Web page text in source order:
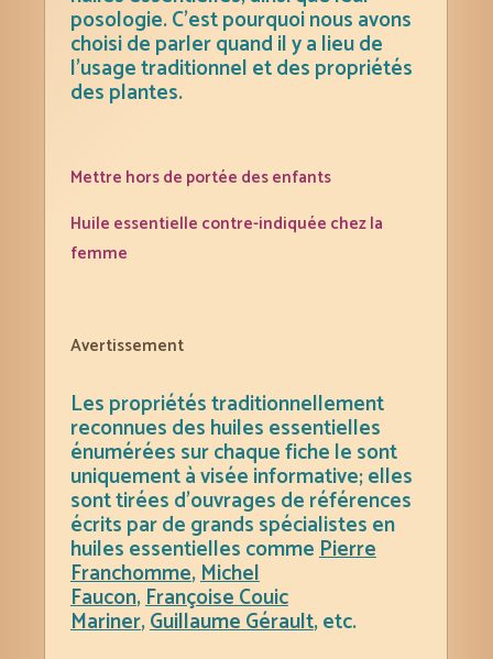
posologie. C’est pourquoi nous avons
choisi de parler quand il y a lieu de
l’usage traditionnel et des propriétés
des plantes.
Mettre hors de portée des enfants
Huile essentielle contre-indiquée chez la
femme
Avertissement
Les propriétés traditionnellement
reconnues des huiles essentielles
énumérées sur chaque fiche le sont
uniquement à visée informative; elles
sont tirées d’ouvrages de références
écrits par de grands spécialistes en
huiles essentielles commePierre
Franchomme,Michel
Faucon,Françoise Couic
Mariner,Guillaume Gérault, etc.